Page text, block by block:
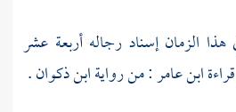
الزمان إسناد رجاله أربعة عشر
ابن عامر: من روايةابن ذكوان.